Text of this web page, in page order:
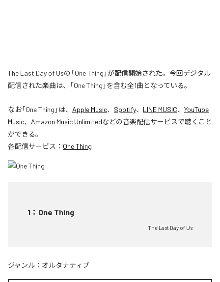
The Last Day of Usの「One Thing」が配信開始された。今回デジタル
配信された楽曲は、「One Thing」を含む全1曲となっている。
なお「One Thing 」は、 Apple Music、 Spotify、 LINE MUSIC、 YouTube
Music、 Amazon Music Unlimitedなどの音楽配信サービスで聴くこと
ができる。
各配信サービス： One Thing
1 ： One Thing
The Last Day of Us
ジャンル： オルタナティブ